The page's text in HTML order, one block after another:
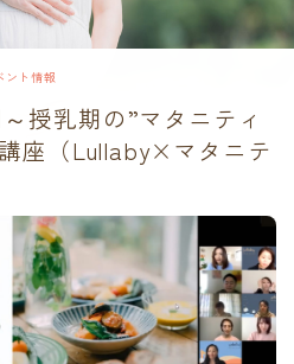
ント情報
授乳期の”マタニティ
座（Lullaby×マタニテ